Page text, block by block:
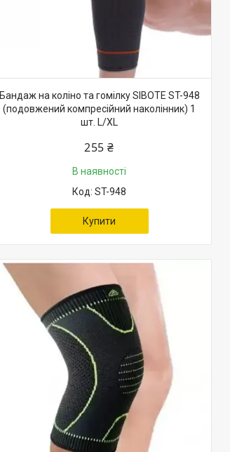
Бандаж на коліно та гомілку SIBOTE ST-948
(подовжений компресійний наколінник) 1
шт. L/XL
255 ₴
В наявності
ST-948
Купити